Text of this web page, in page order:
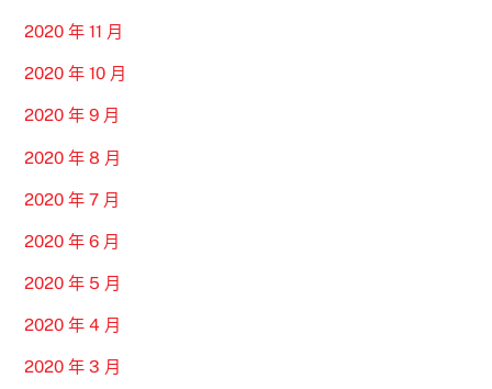
2020 年 11 月
2020 年 10 月
2020 年 9 月
2020 年 8 月
2020 年 7 月
2020 年 6 月
2020 年 5 月
2020 年 4 月
2020 年 3 月